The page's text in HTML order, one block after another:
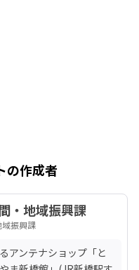
の作成者
・地域振興課
振興課
アンテナショップ「と